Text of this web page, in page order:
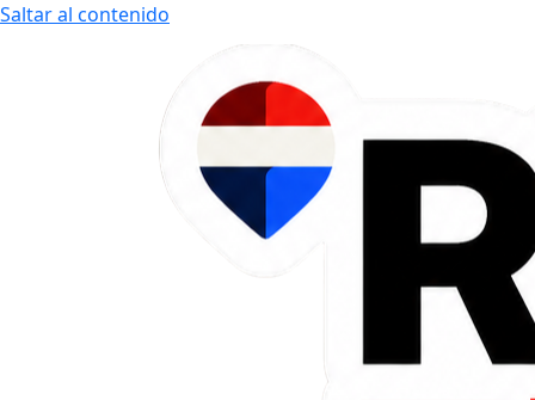
Saltar al contenido